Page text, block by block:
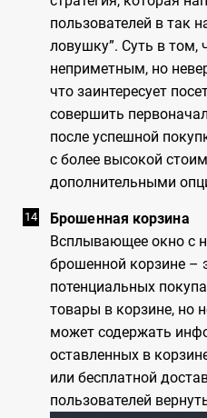
пользователей в так
ловушку”. Суть в том,
неприметным, но
что заинтересует
совершить
после успешной
с более высокой
дополнительными
Брошенная корзина
Всплывающее окно с
брошенной корзине –
потенциальных
товары в корзине, но
может содержать
оставленных в
или бесплатной
пользователей